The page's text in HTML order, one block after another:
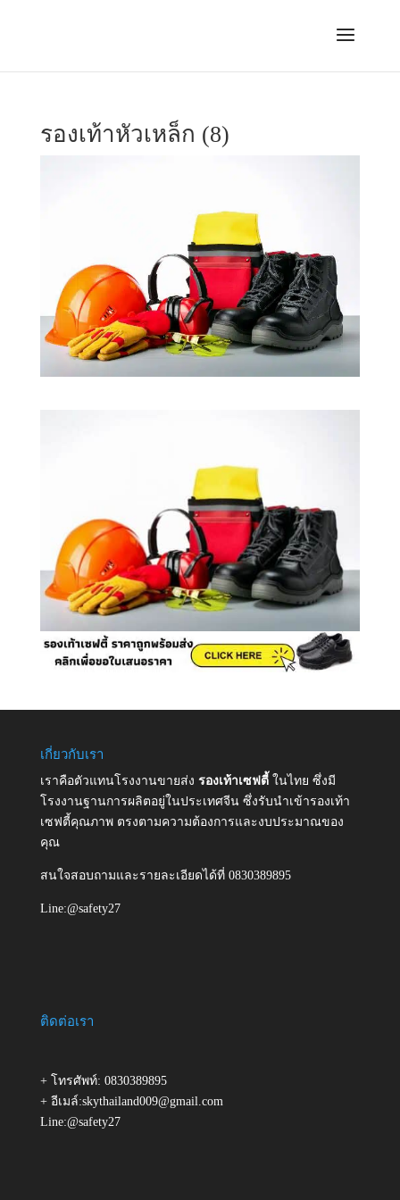
รองเท้าหัวเหล็ก (8)
เกี่ยวกับเรา
เราคือตัวแทนโรงงานขายส่ง รองเท้าเซฟตี้ ในไทย ซึ่งมี
โรงงานฐานการผลิตอยู่ในประเทศจีน ซึ่งรับนำเข้ารองเท้า
เซฟตี้คุณภาพ ตรงตามความต้องการและงบประมาณของ
คุณ
สนใจสอบถามและรายละเอียดได้ที่ 0830389895
Line:@safety27
ติดต่อเรา
+ โทรศัพท์: 0830389895
+ อีเมล์:skythailand009@gmail.com
Line:@safety27